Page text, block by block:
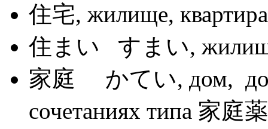
住宅, жилище, квартира
住まい すまい,
家庭 かてい, дом,
сочетаниях типа 家庭